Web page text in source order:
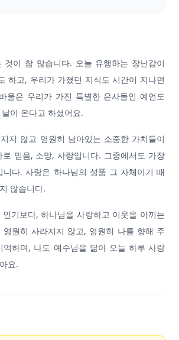
것이 참 많습니다. 오늘 유행하는 장난감이
하고, 우리가 가졌던 지식도 시간이 지나면
울은 우리가 가진 특별한 은사들인 예언도
이 온다고 하셨어요.
지 않고 영원히 남아있는 소중한 가치들이
믿음, 소망, 사랑입니다. 그중에서도 가장
니다. 사랑은 하나님의 성품 그 자체이기 때
않습니다.
기보다, 하나님을 사랑하고 이웃을 아끼는
영원히 사라지지 않고, 영원히 나를 향해 주
억하며, 나도 예수님을 닮아 오늘 하루 사랑
요.